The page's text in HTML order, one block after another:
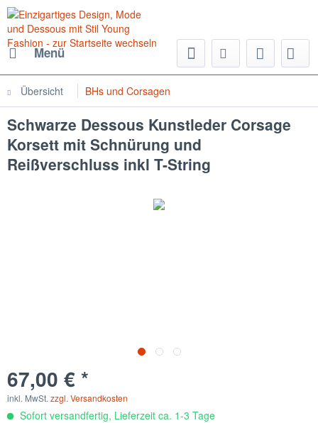
Menü
Übersicht BHs und Corsagen
Schwarze Dessous Kunstleder Corsage
Korsett mit Schnürung und
Reißverschluss inkl T-String
67,00 € *
inkl. MwSt. zzgl. Versandkosten
Sofort versandfertig, Lieferzeit ca. 1-3 Tage